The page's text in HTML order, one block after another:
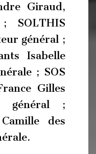
Giraud,
SOLTHIS
général ;
Isabelle
; SOS
Gilles
général ;
des